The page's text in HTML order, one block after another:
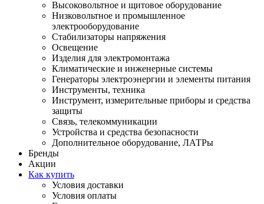
Высоковольтное и щитовое оборудование
Низковольтное и промышленное
электрооборудование
Стабилизаторы напряжения
Освещение
Изделия для электромонтажа
Климатические и инженерные системы
Генераторы электроэнергии и элементы питания
Инструменты, техника
Инструмент, измерительные приборы и средства
защиты
Связь, телекоммуникации
Устройства и средства безопасности
Дополнительное оборудование, ЛАТРы
Бренды
Акции
Как купить
Условия доставки
Условия оплаты